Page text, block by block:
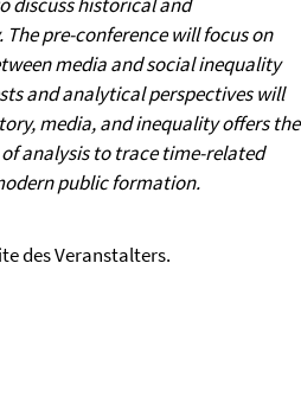
pre-conference will focus on
media and social inequality
and analytical perspectives will
media, and inequality offers the
analysis to trace time-related
public formation.
des Veranstalters.